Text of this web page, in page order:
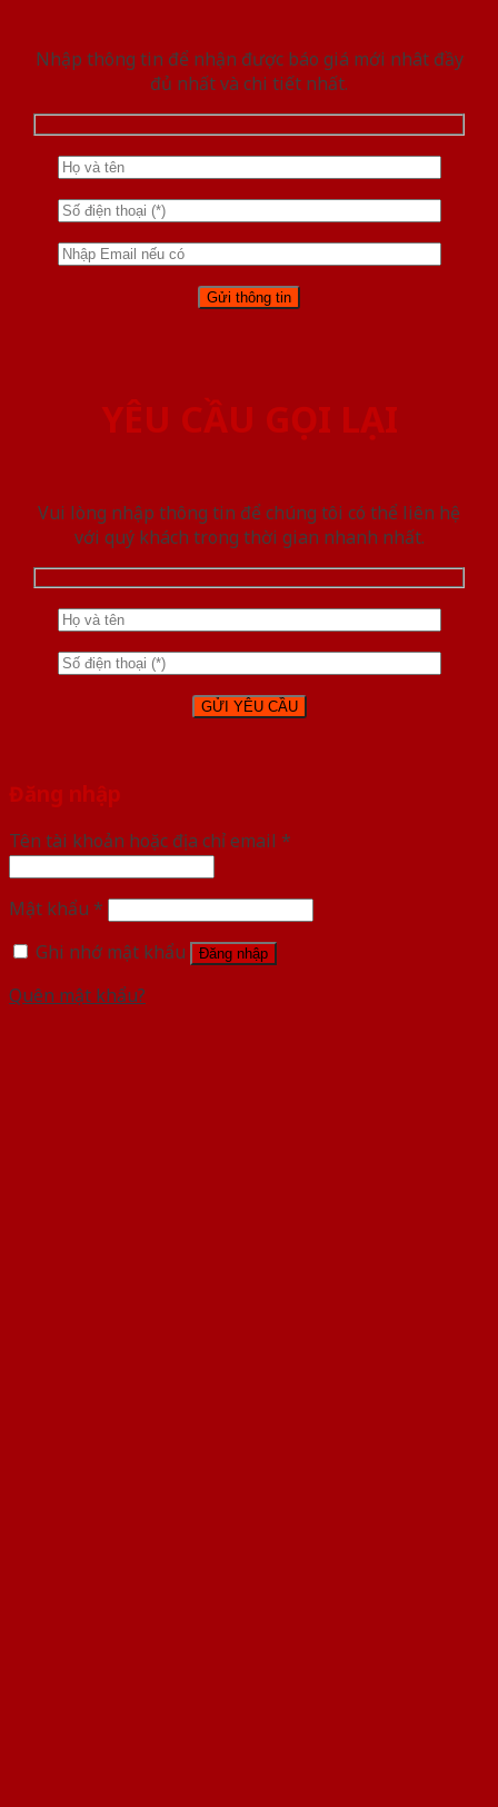
Nhập thông tin để nhận được báo giá mới nhât đầy
đủ nhất và chi tiết nhất.
YÊU CẦU GỌI LẠI
Vui lòng nhập thông tin để chúng tôi có thể liên hệ
với quý khách trong thời gian nhanh nhất.
Đăng nhập
Tên tài khoản hoặc địa chỉ email *
Mật khẩu *
Ghi nhớ mật khẩu
Đăng nhập
Quên mật khẩu?